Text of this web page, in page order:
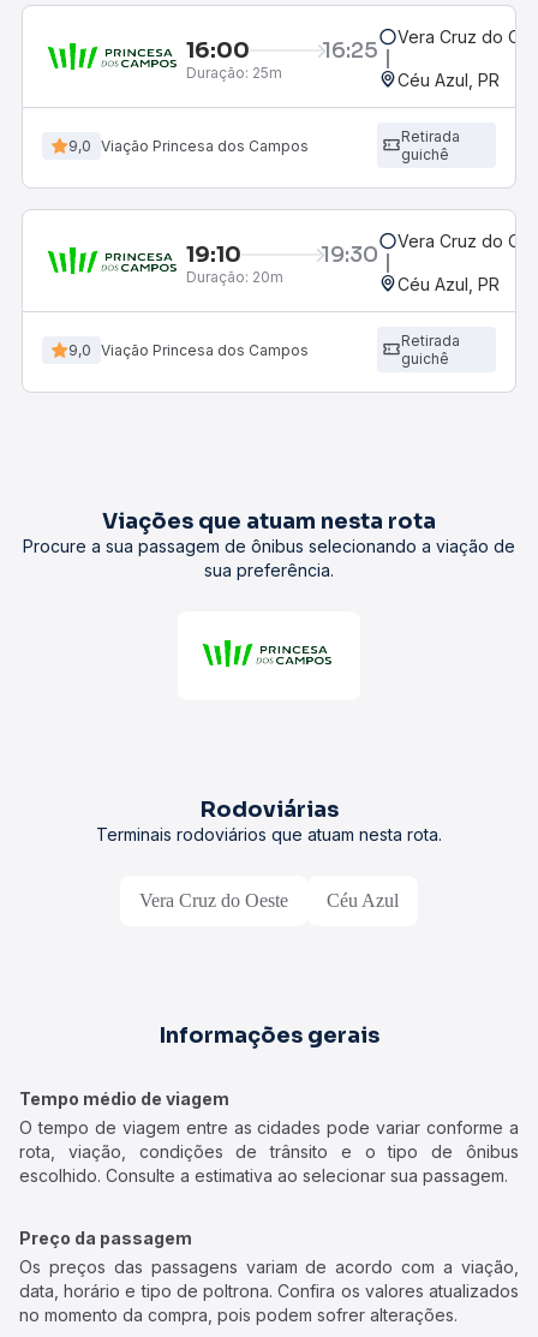
16:00 16:25
Duração: 25m
Vera Cruz do
Céu Azul, PR
9,0 Viação Princesa dos Campos
Retirada
guichê
19:10 19:30
Duração: 20m
Vera Cruz do
Céu Azul, PR
9,0 Viação Princesa dos Campos
Retirada
guichê
Viações que atuam nesta rota
Procure a sua passagem de ônibus selecionando a viação de
sua preferência.
Rodoviárias
Terminais rodoviários que atuam nesta rota.
Vera Cruz do Oeste Céu Azul
Informações gerais
Tempo médio de viagem
O tempo de viagem entre as cidades pode variar conforme a
rota, viação, condições de trânsito e o tipo de ônibus
escolhido. Consulte a estimativa ao selecionar sua passagem.
Preço da passagem
Os preços das passagens variam de acordo com a viação,
data, horário e tipo de poltrona. Confira os valores atualizados
no momento da compra, pois podem sofrer alterações.